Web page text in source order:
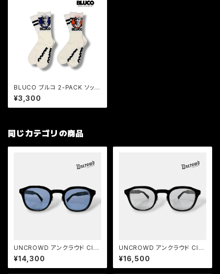
BLUCO ブルコ 2-PACK ソック
ス Old Man 2足セット
¥3,300
同じカテゴリの商品
UNCROWD アンクラウド CIVI
C 2026 サングラス BLACK-B
LUE
¥14,300
UNCROWD アンクラウド CIVI
C Photochromic 2026 調光
レンズ サングラス BLACK-P.G
RAY
¥16,500